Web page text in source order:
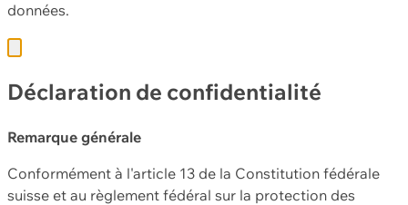
données.
Déclaration de confidentialité
Remarque générale
Conformément à l'article 13 de la Constitution fédérale
suisse et au règlement fédéral sur la protection des